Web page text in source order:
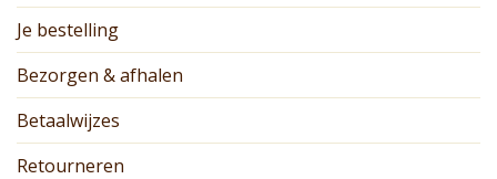
Je bestelling
Bezorgen & afhalen
Betaalwijzes
Retourneren